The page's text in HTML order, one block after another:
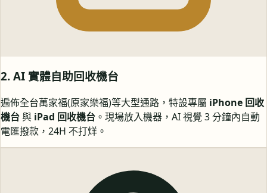
2. AI 實體自助回收機台
遍佈全台萬家福(原家樂福)等大型通路，特設專屬 iPhone 回收
機台與 iPad 回收機台 。現場放入機器，AI 視覺 3 分鐘內自動
電匯撥款，24H 不打烊。